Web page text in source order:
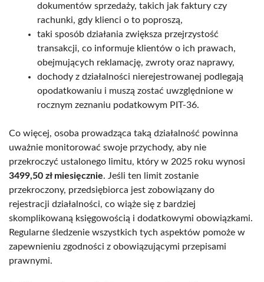
dokumentów sprzedaży, takich jak faktury czy
rachunki, gdy klienci o to poproszą,
taki sposób działania zwiększa przejrzystość
transakcji, co informuje klientów o ich prawach,
obejmujących reklamację, zwroty oraz naprawy,
dochody z działalności nierejestrowanej podlegają
opodatkowaniu i muszą zostać uwzględnione w
rocznym zeznaniu podatkowym PIT-36.
Co więcej, osoba prowadząca taką działalność powinna
uważnie monitorować swoje przychody, aby nie
przekroczyć ustalonego limitu, który w 2025 roku wynosi
3499,50 zł miesięcznie. Jeśli ten limit zostanie
przekroczony, przedsiębiorca jest zobowiązany do
rejestracji działalności, co wiąże się z bardziej
skomplikowaną księgowością i dodatkowymi obowiązkami.
Regularne śledzenie wszystkich tych aspektów pomoże w
zapewnieniu zgodności z obowiązującymi przepisami
prawnymi.